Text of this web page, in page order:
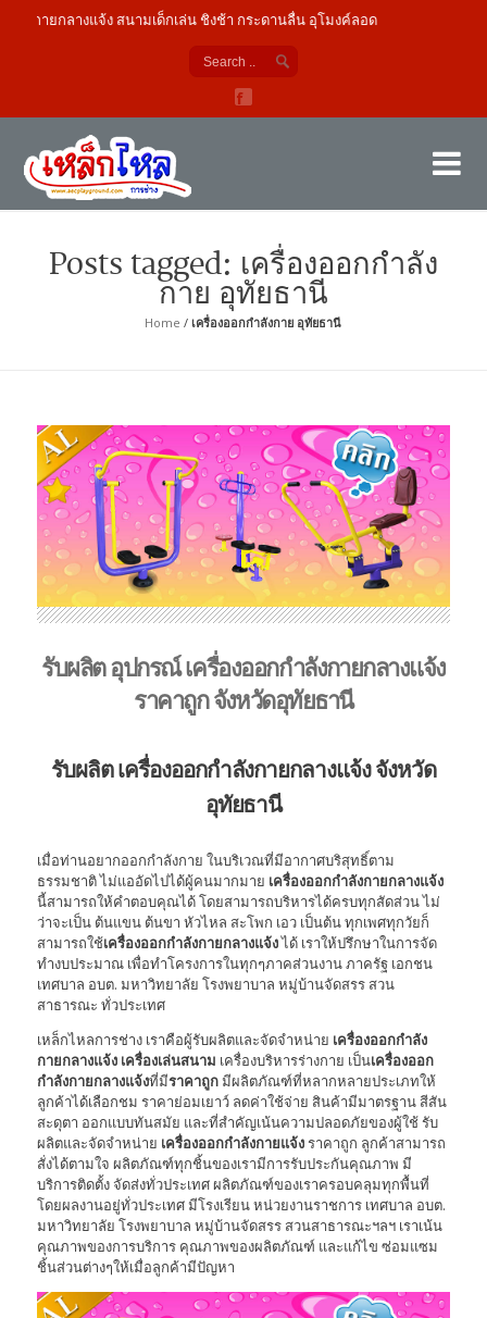
กายกลางแจ้ง สนามเด็กเล่น ชิงช้า กระดานลื่น อุโมงค์ลอด
Posts tagged: เครื่องออกกำลัง
กาย อุทัยธานี
Home / เครื่องออกกำลังกาย อุทัยธานี
รับผลิต อุปกรณ์ เครื่องออกกำลังกายกลางแจ้ง
ราคาถูก จังหวัดอุทัยธานี
รับผลิต เครื่องออกกำลังกายกลางแจ้ง จังหวัด
อุทัยธานี
เมื่อท่านอยากออกกำลังกาย ในบริเวณที่มีอากาศบริสุทธิ์ตาม
ธรรมชาติ ไม่แออัดไปได้ผู้คนมากมาย เครื่องออกกำลังกายกลางแจ้ง
นี้สามารถให้คำตอบคุณได้ โดยสามารถบริหารได้ครบทุกสัดส่วน ไม่
ว่าจะเป็น ต้นแขน ต้นขา หัวไหล สะโพก เอว เป็นต้น ทุกเพศทุกวัยก็
สามารถใช้เครื่องออกกำลังกายกลางแจ้งได้ เราให้ปรึกษาในการจัด
ทำงบประมาณ เพื่อทำโครงการในทุกๆภาคส่วนงาน ภาครัฐ เอกชน
เทศบาล อบต. มหาวิทยาลัย โรงพยาบาล หมู่บ้านจัดสรร สวน
สาธารณะ ทั่วประเทศ
เหล็กไหลการช่าง เราคือผู้รับผลิตและจัดจำหน่าย เครื่องออกกำลัง
กายกลางแจ้ง เครื่องเล่นสนาม เครื่องบริหารร่างกาย เป็นเครื่องออก
กำลังกายกลางแจ้งที่มีราคาถูกมีผลิตภัณฑ์ที่หลากหลายประเภทให้
ลูกค้าได้เลือกชม ราคาย่อมเยาว์ ลดค่าใช้จ่าย สินค้ามีมาตรฐาน สีสัน
สะดุตา ออกแบบทันสมัย และที่สำคัญเน้นความปลอดภัยของผู้ใช้ รับ
ผลิตและจัดจำหน่าย เครื่องออกกำลังกายแจ้งราคาถูก ลูกค้าสามารถ
สั่งได้ตามใจ ผลิตภัณฑ์ทุกชิ้นของเรามีการรับประกันคุณภาพ มี
บริการติดตั้ง จัดส่งทั่วประเทศ ผลิตภัณฑ์ของเราครอบคลุมทุกพื้นที่
โดยผลงานอยู่ทั่วประเทศ มีโรงเรียน หน่วยงานราชการ เทศบาล อบต.
มหาวิทยาลัย โรงพยาบาล หมู่บ้านจัดสรร สวนสาธารณะฯลฯ เราเน้น
คุณภาพของการบริการ คุณภาพของผลิตภัณฑ์ และแก้ไข ซ่อมแซม
ชิ้นส่วนต่างๆให้เมื่อลูกค้ามีปัญหา